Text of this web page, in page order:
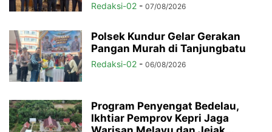
Redaksi-02 - 07/08/2026
Polsek Kundur Gelar Gerakan
Pangan Murah di Tanjungbatu
Redaksi-02 - 06/08/2026
Program Penyengat Bedelau,
Ikhtiar Pemprov Kepri Jaga